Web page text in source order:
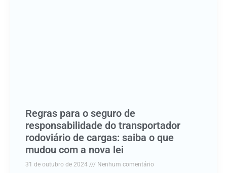
Regras para o seguro de
responsabilidade do transportador
rodoviário de cargas: saiba o que
mudou com a nova lei
31 de outubro de 2024 Nenhum comentário